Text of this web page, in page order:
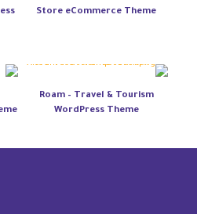
Store eCommerce Theme
Roam – Travel & Tourism
WordPress Theme